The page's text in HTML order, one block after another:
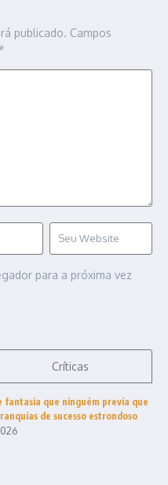
publicado. Campos
para a próxima vez
Críticas
fantasia que ninguém previa que
de sucesso estrondoso